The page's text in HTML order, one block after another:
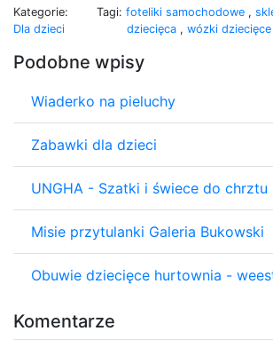
Kategorie:
Dla dzieci
Tagi: foteliki samochodowe ,
dziecięca , wózki dziecięce
Podobne wpisy
Wiaderko na pieluchy
Zabawki dla dzieci
UNGHA - Szatki i świece do chrztu
Misie przytulanki Galeria Bukowski
Obuwie dziecięce hurtownia -
Komentarze